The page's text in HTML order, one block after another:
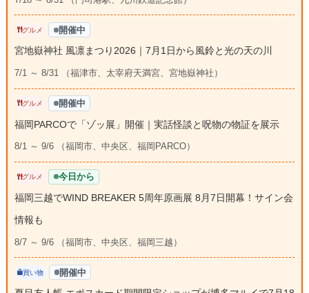
グルメ 開催中
宮地嶽神社 風凛まつり2026｜7月1日から風鈴と光の天の川
7/1 ～ 8/31 （福津市、太宰府天満宮、宮地嶽神社）
グルメ 開催中
福岡PARCOで「ゾッ展」開催｜実話怪談と呪物の物証を展示
8/1 ～ 9/6 （福岡市、中央区、福岡PARCO）
グルメ 今日から
福岡三越でWIND BREAKER 5周年原画展 8月7日開幕！サイン会
情報も
8/7 ～ 9/6 （福岡市、中央区、福岡三越）
買い物 開催中